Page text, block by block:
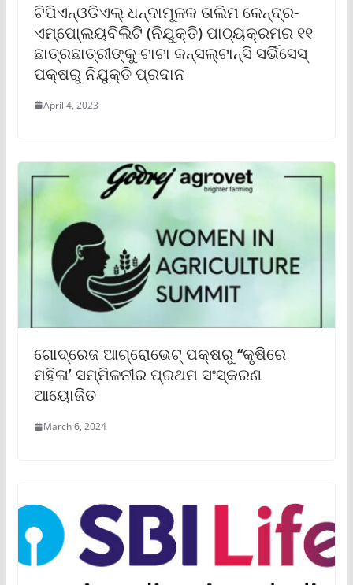
ଟିପିଏନ୍‌ଓଡିଏଲ୍ ଧନ୍ଦାମୂଳକ ତାଲିମ କେନ୍ଦ୍ର-
ଏମ୍ପୋ୍ଲୟବିଲିଟି (ନିଯୁକ୍ତି) ପାଠ୍ୟକ୍ରମର ୧୧
ଛାତ୍ରଛାତ୍ରୀଙ୍କୁ ଟାଟା କନ୍‌ସଲ୍‌ଟାନ୍ସି ସର୍ଭିସେସ୍
ପକ୍ଷରୁ ନିଯୁକ୍ତି ପ୍ରଦାନ
April 4, 2023
ଗୋଦ୍‌ରେଜ ଆଗ୍ରୋଭେଟ୍ ପକ୍ଷରୁ “କୃଷିରେ
ମହିଳା’ ସମ୍ମିଳନୀର ପ୍ରଥମ ସଂସ୍କରଣ
ଆୟୋଜିତ
March 6, 2024